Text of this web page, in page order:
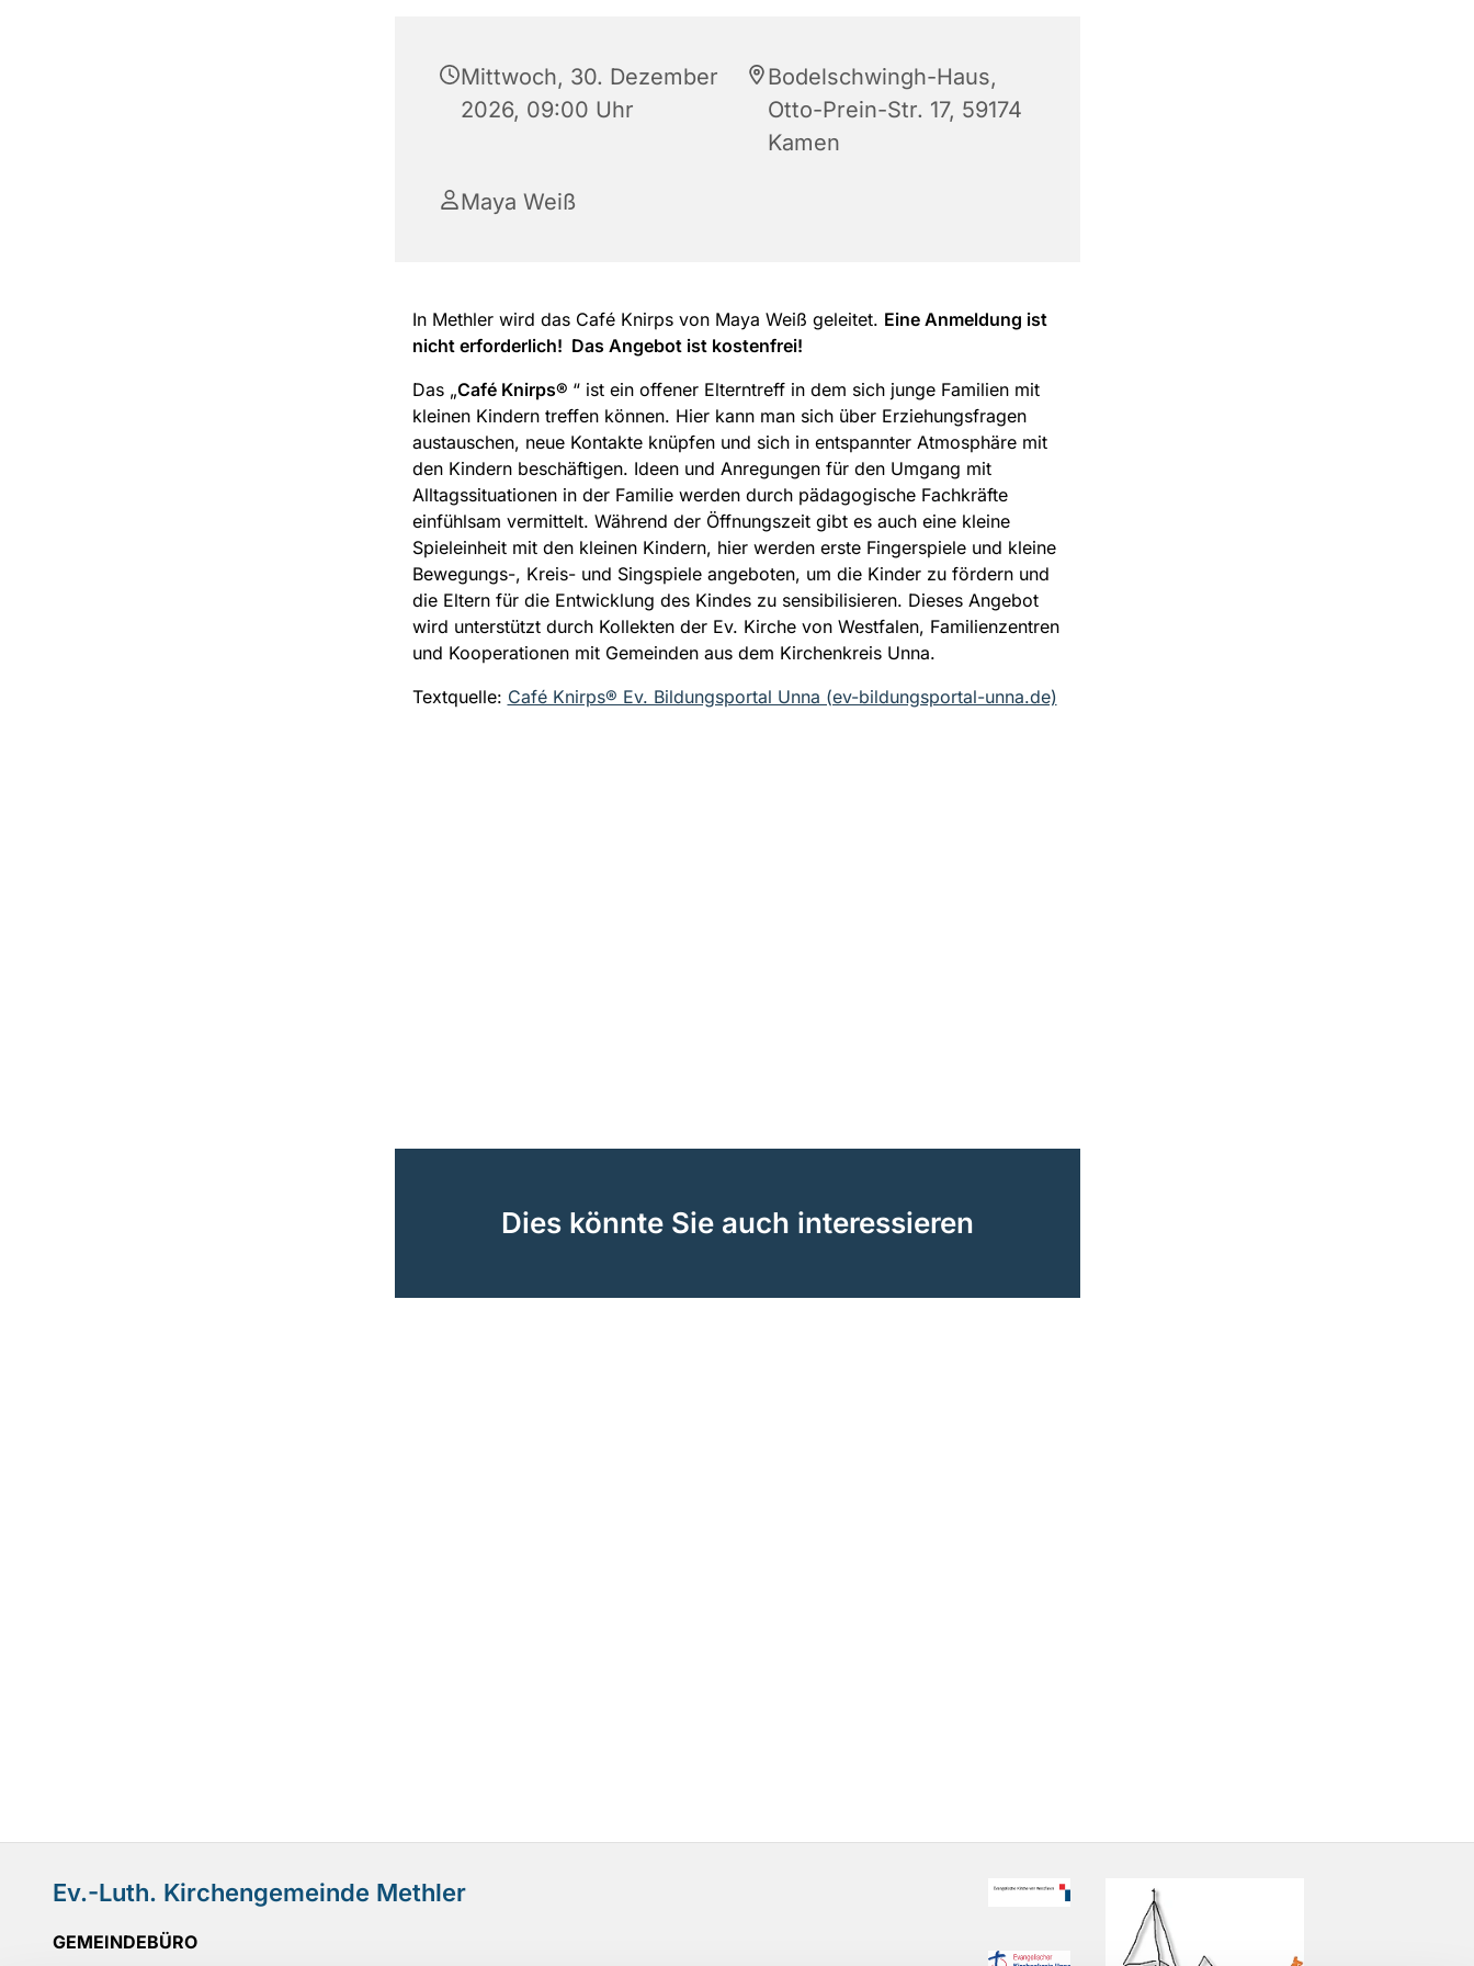
Mittwoch, 30. Dezember
2026, 09:00 Uhr
Bodelschwingh-Haus,
Otto-Prein-Str. 17, 59174
Kamen
Maya Weiß
In Methler wird das Café Knirps von Maya Weiß geleitet. Eine Anmeldung ist
nicht erforderlich! Das Angebot ist kostenfrei!
Das „Café Knirps® “ ist ein offener Elterntreff in dem sich junge Familien mit
kleinen Kindern treffen können. Hier kann man sich über Erziehungsfragen
austauschen, neue Kontakte knüpfen und sich in entspannter Atmosphäre mit
den Kindern beschäftigen. Ideen und Anregungen für den Umgang mit
Alltagssituationen in der Familie werden durch pädagogische Fachkräfte
einfühlsam vermittelt. Während der Öffnungszeit gibt es auch eine kleine
Spieleinheit mit den kleinen Kindern, hier werden erste Fingerspiele und kleine
Bewegungs-, Kreis- und Singspiele angeboten, um die Kinder zu fördern und
die Eltern für die Entwicklung des Kindes zu sensibilisieren. Dieses Angebot
wird unterstützt durch Kollekten der Ev. Kirche von Westfalen, Familienzentren
und Kooperationen mit Gemeinden aus dem Kirchenkreis Unna.
Textquelle: Café Knirps® Ev. Bildungsportal Unna (ev-bildungsportal-unna.de)
Dies könnte Sie auch interessieren
Ev.-Luth. Kirchengemeinde Methler
GEMEINDEBÜRO